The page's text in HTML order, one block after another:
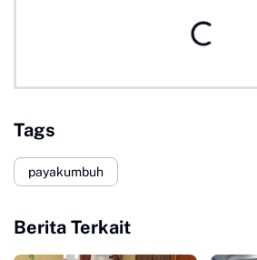
Tags
payakumbuh
Berita Terkait